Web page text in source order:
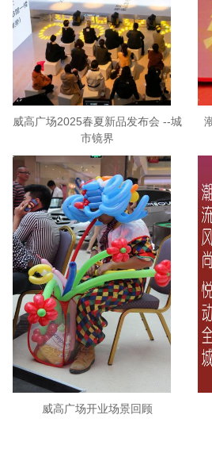
威高广场2025春夏新品发布会 --城
市镜界
威高广场开业场景回顾